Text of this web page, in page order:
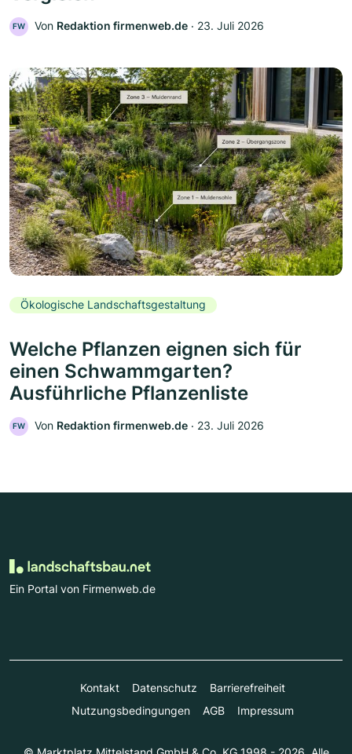
FW Von Redaktion firmenweb.de ‧ 23. Juli 2026
Ökologische Landschaftsgestaltung
Welche Pflanzen eignen sich für
einen Schwammgarten?
Ausführliche Pflanzenliste
FW Von Redaktion firmenweb.de ‧ 23. Juli 2026
Ein Portal von Firmenweb.de
Kontakt Datenschutz
Barrierefreiheit
Nutzungsbedingungen
AGB Impressum